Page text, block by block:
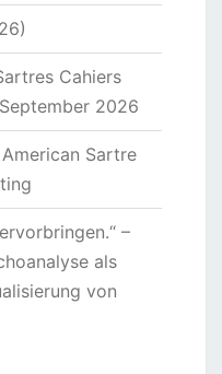
Cahiers
2026
Sartre
–
als
von